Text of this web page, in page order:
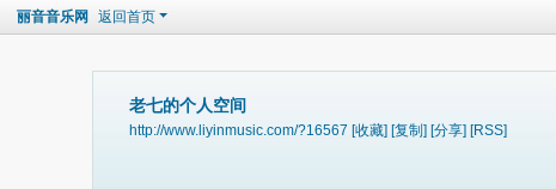
丽音音乐网 返回首页
老七的个人空间
http://www.liyinmusic.com/?16567 [收藏] [复制] [分享] [RSS]